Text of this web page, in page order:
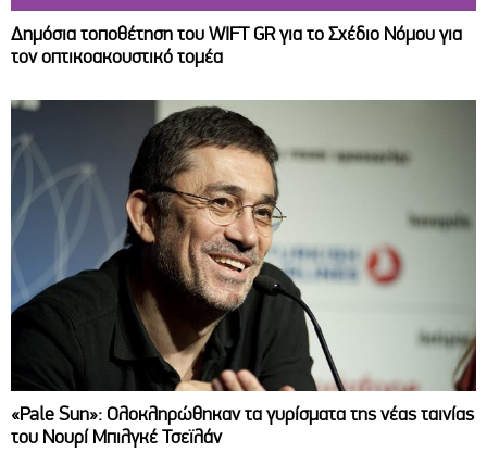
Δημόσια τοποθέτηση του WIFT GR για το Σχέδιο Νόμου για
τον οπτικοακουστικό τομέα
«Pale Sun»: Ολοκληρώθηκαν τα γυρίσματα της νέας ταινίας
του Νουρί Μπιλγκέ Τσεϊλάν